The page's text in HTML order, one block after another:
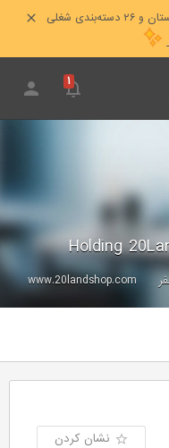
۱
www.20landshop.com
نشان کردن